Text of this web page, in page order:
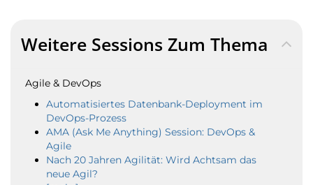
Weitere Sessions Zum Thema
Agile & DevOps
Automatisiertes Datenbank-Deployment im
DevOps-Prozess
AMA (Ask Me Anything) Session: DevOps &
Agile
Nach 20 Jahren Agilität: Wird Achtsam das
neue Agil?